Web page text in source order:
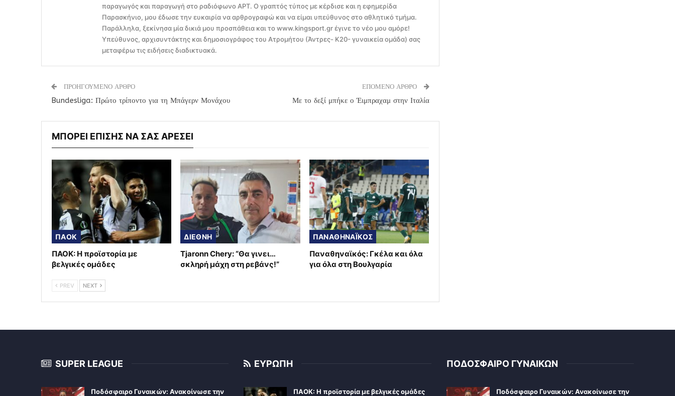
παραγωγός και παραγωγή στο ραδιόφωνο ΑΡΤ. Ο γραπτός τύπος με κέρδισε και η εφημερίδα
Παρασκήνιο, μου έδωσε την ευκαιρία να αρθρογραφώ και να είμαι υπεύθυνος στο αθλητικό τμήμα.
Παράλληλα, ξεκίνησα μία δικιά μου προσπάθεια και το www.kingsport.gr έγινε το νέο μου αμόρε!
Υπεύθυνος, αρχισυντάκτης και δημοσιογράφος του Ατρομήτου (Άντρες- Κ20- γυναικεία ομάδα) σας
μεταφέρω τις ειδήσεις διαδικτυακά.
ΠΡΟΗΓΟΥΜΕΝΟ ΑΡΘΡΟ
Bundesliga: Πρώτο τρίποντο για τη Μπάγερν Μονάχου
ΕΠΟΜΕΝΟ ΑΡΘΡΟ
Με το δεξί μπήκε ο Έιμπραχαμ στην Ιταλία
ΜΠΟΡΕΙ ΕΠΙΣΗΣ ΝΑ ΣΑΣ ΑΡΕΣΕΙ
ΠΑΟΚ
ΠΑΟΚ: Η προϊστορία με
βελγικές ομάδες
ΔΙΕΘΝΗ
Tjaronn Chery: “Θα γινει…
σκληρή μάχη στη ρεβάνς!”
ΠΑΝΑΘΗΝΑΪΚΟΣ
Παναθηναϊκός: Γκέλα και όλα
για όλα στη Βουλγαρία
PREV NEXT
SUPER LEAGUE
Ποδόσφαιρο Γυναικών: Ανακοίνωσε την
ΕΥΡΩΠΗ
ΠΑΟΚ: Η προϊστορία με βελγικές ομάδες
ΠΟΔΟΣΦΑΙΡΟ ΓΥΝΑΙΚΩΝ
Ποδόσφαιρο Γυναικών: Ανακοίνωσε την